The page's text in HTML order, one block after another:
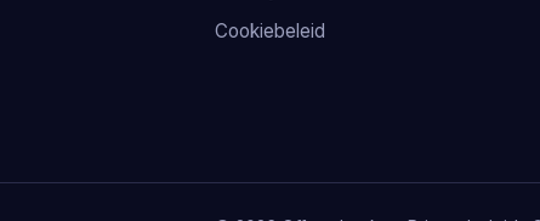
Cookiebeleid